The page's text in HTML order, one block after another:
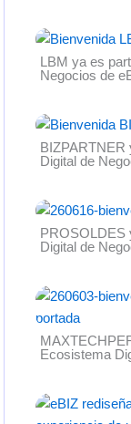
LBM ya es
Negocios de
BIZPARTNER
Digital de
PROSOLDES
Digital de
Ecosistema